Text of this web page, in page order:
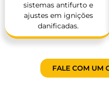
sistemas antifurto e
ajustes em ignições
danificadas.
FALE COM UM